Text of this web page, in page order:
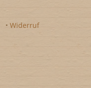
• Widerruf